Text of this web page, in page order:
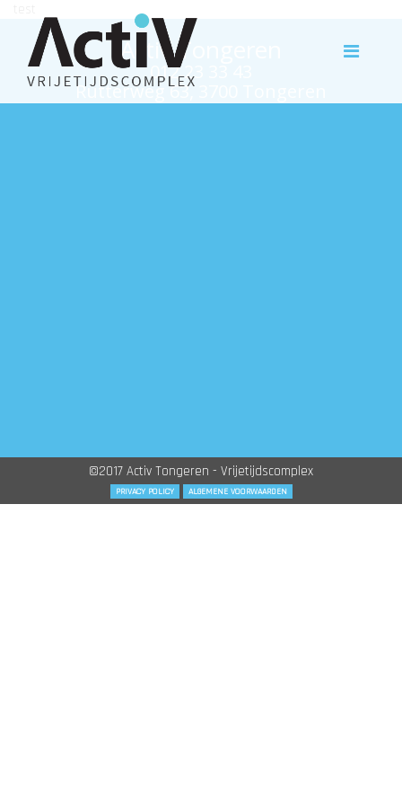
Activ Tongeren
012 23 33 43
Rutterweg 63, 3700 Tongeren
©2017 Activ Tongeren - Vrijetijdscomplex
PRIVACY POLICY ALGEMENE VOORWAARDEN